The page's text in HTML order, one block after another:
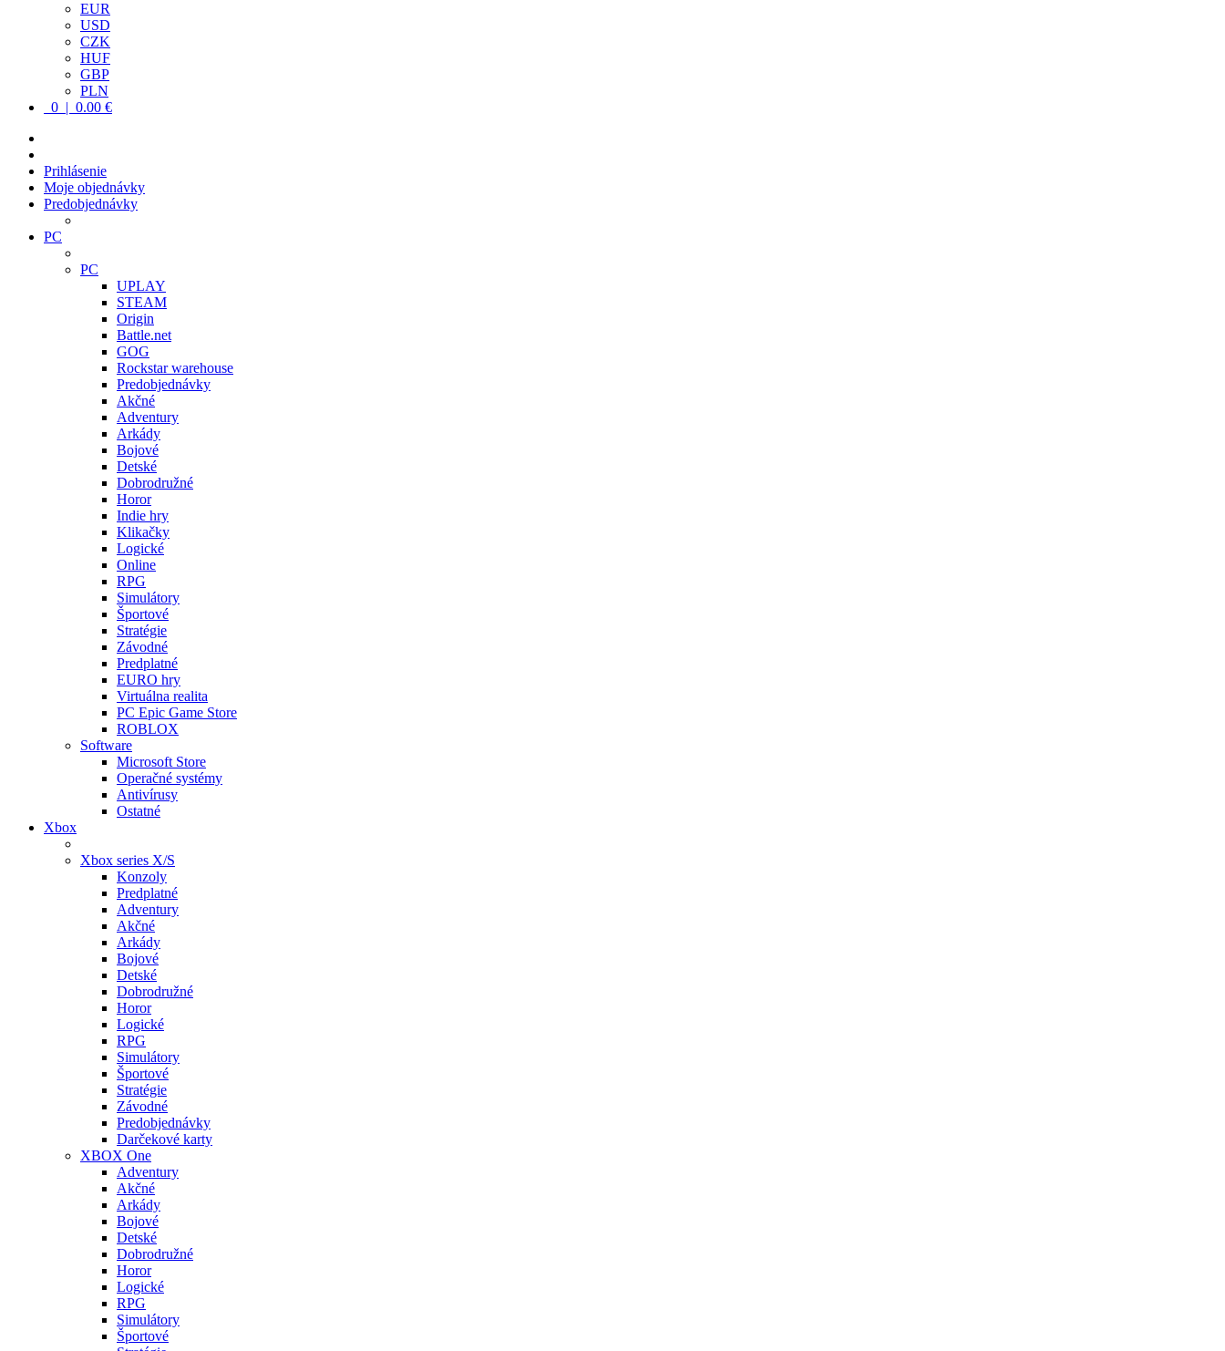
EUR
USD
CZK
HUF
GBP
PLN
0 | 0.00 €
Prihlásenie
Moje objednávky
Predobjednávky
PC
PC
UPLAY
STEAM
Origin
Battle.net
GOG
Rockstar warehouse
Predobjednávky
Akčné
Adventury
Arkády
Bojové
Detské
Dobrodružné
Horor
Indie hry
Klikačky
Logické
Online
RPG
Simulátory
Športové
Stratégie
Závodné
Predplatné
EURO hry
Virtuálna realita
PC Epic Game Store
ROBLOX
Software
Microsoft Store
Operačné systémy
Antivírusy
Ostatné
Xbox
Xbox series X/S
Konzoly
Predplatné
Adventury
Akčné
Arkády
Bojové
Detské
Dobrodružné
Horor
Logické
RPG
Simulátory
Športové
Stratégie
Závodné
Predobjednávky
Darčekové karty
XBOX One
Adventury
Akčné
Arkády
Bojové
Detské
Dobrodružné
Horor
Logické
RPG
Simulátory
Športové